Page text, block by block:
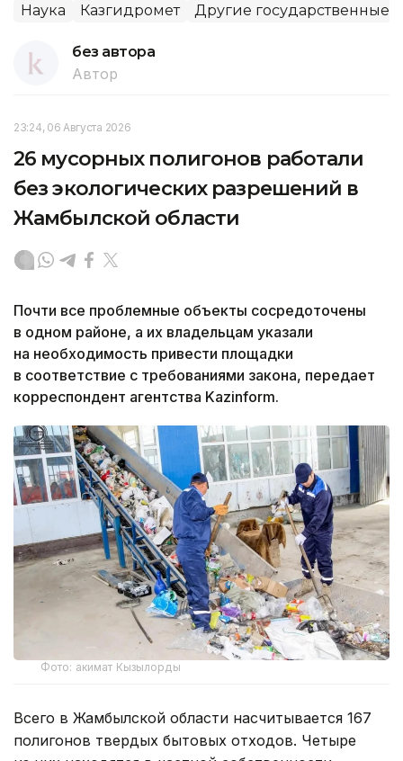
Наука Казгидромет Другие государственные
без автора
Автор
23:24, 06 Августа 2026
26 мусорных полигонов работали
без экологических разрешений в
Жамбылской области
Почти все проблемные объекты сосредоточены
в одном районе, а их владельцам указали
на необходимость привести площадки
в соответствие с требованиями закона, передает
корреспондент агентства Kazinform.
Фото: акимат Кызылорды
Всего в Жамбылской области насчитывается 167
полигонов твердых бытовых отходов. Четыре